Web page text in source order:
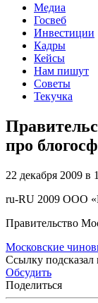
Медиа
Госвеб
Инвестиции
Кадры
Кейсы
Нам пишут
Советы
Текучка
про
22 декабря 2009 в
ru-RU 2009 ООО
Правительство
Московские
Ссылку подсказал
Обсудить
Поделиться